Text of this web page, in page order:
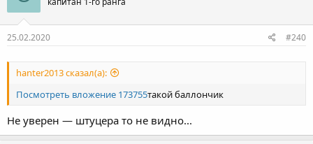
и
и
:
25.02.2020 #240
hanter2013 сказал(а):
Посмотреть вложение 173755такой баллончик
Не уверен — штуцера то не видно...